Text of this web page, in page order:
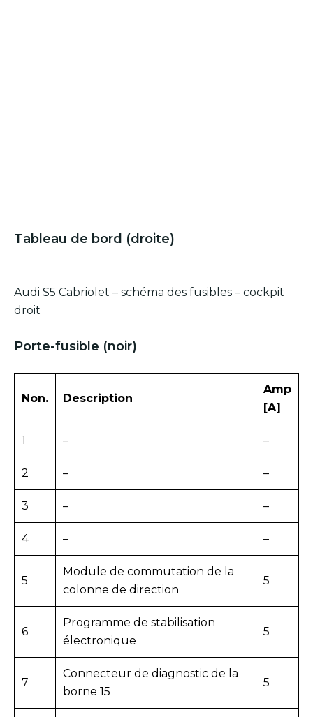
Tableau de bord (droite)
Audi S5 Cabriolet – schéma des fusibles – cockpit
droit
Porte-fusible (noir)
Non. Description
Amp
[A]
1 – –
2 – –
3 – –
4 – –
5
Module de commutation de la
colonne de direction
5
6
Programme de stabilisation
électronique
5
7
Connecteur de diagnostic de la
borne 15
5